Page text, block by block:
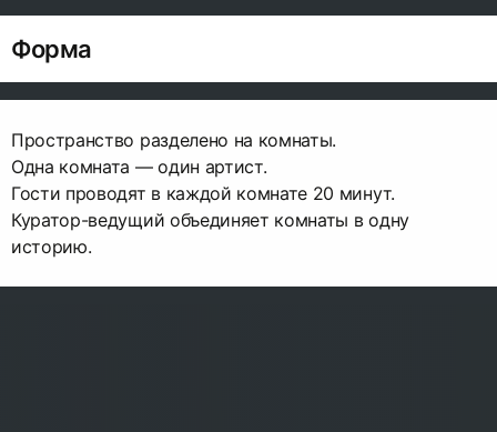
Форма
Пространство разделено на комнаты.
Одна комната — один артист.
Гости проводят в каждой комнате 20 минут.
Куратор-ведущий объединяет комнаты в одну
историю.